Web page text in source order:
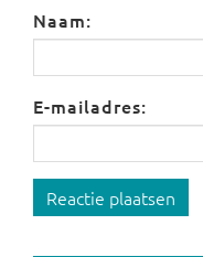
Naam:
E-mailadres:
Reactie plaatsen